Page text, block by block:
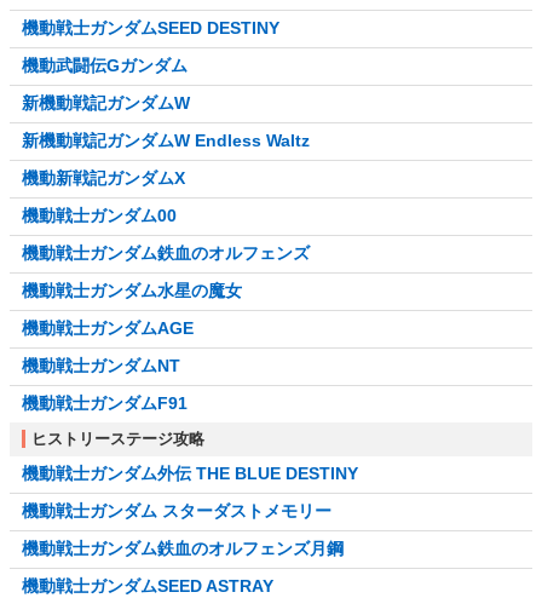
機動戦士ガンダムSEED DESTINY
機動武闘伝Gガンダム
新機動戦記ガンダムW
新機動戦記ガンダムW Endless Waltz
機動新戦記ガンダムX
機動戦士ガンダム00
機動戦士ガンダム鉄血のオルフェンズ
機動戦士ガンダム水星の魔女
機動戦士ガンダムAGE
機動戦士ガンダムNT
機動戦士ガンダムF91
ヒストリーステージ攻略
機動戦士ガンダム外伝 THE BLUE DESTINY
機動戦士ガンダム スターダストメモリー
機動戦士ガンダム鉄血のオルフェンズ月鋼
機動戦士ガンダムSEED ASTRAY